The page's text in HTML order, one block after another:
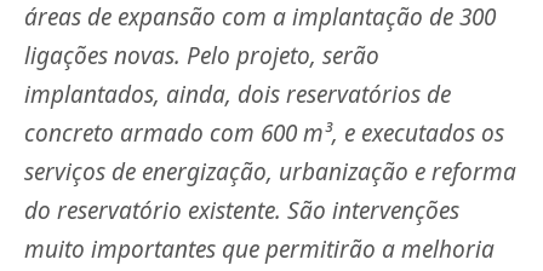
áreas de expansão com a implantação de 300
ligações novas. Pelo projeto, serão
implantados, ainda, dois reservatórios de
concreto armado com 600 m³, e executados os
serviços de energização, urbanização e reforma
do reservatório existente. São intervenções
muito importantes que permitirão a melhoria